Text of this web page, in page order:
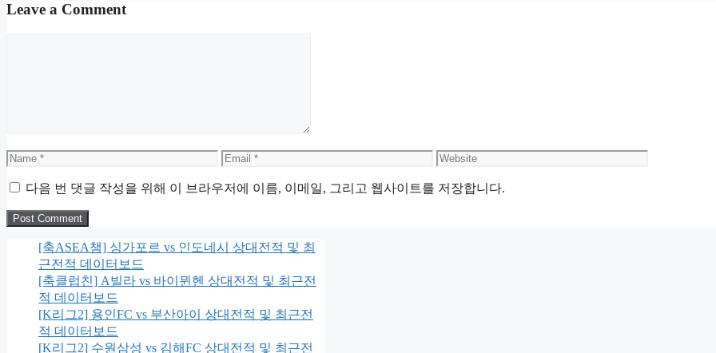
Leave a Comment
Name Email Website
다음 번 댓글 작성을 위해 이 브라우저에 이름, 이메일, 그리고 웹사이트를 저장합니다.
[축ASEA챔] 싱가포르 vs 인도네시 상대전적 및 최
근전적 데이터보드
[축클럽친] A빌라 vs 바이뮌헨 상대전적 및 최근전
적 데이터보드
[K리그2] 용인FC vs 부산아이 상대전적 및 최근전
적 데이터보드
[K리그2] 수원삼성 vs 김해FC 상대전적 및 최근전